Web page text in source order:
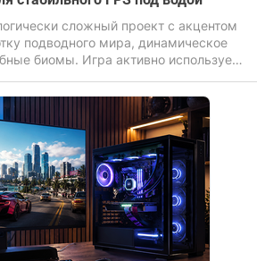
сложный проект с акцентом
подводного мира, динамическое
биомы. Игра активно использует
дальнюю прорисовку и высокую
прямо влияет на требования к